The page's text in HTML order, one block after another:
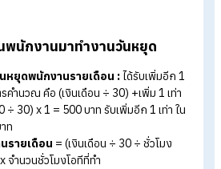
มัดรวมวิธีการคำนวณโอที